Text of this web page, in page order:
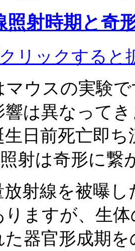
照射時期と奇
マウスの実験
響は異なって
生日前死亡即
射は奇形に繋
放射線を被曝
りますが、生
た器官形成期